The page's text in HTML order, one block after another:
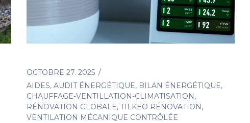
OCTOBRE 27. 2025
AIDES, AUDIT ÉNERGÉTIQUE, BILAN ÉNERGÉTIQUE,
CHAUFFAGE-VENTILLATION-CLIMATISATION,
RÉNOVATION GLOBALE, TILKEO RÉNOVATION,
VENTILATION MÉCANIQUE CONTRÔLÉE